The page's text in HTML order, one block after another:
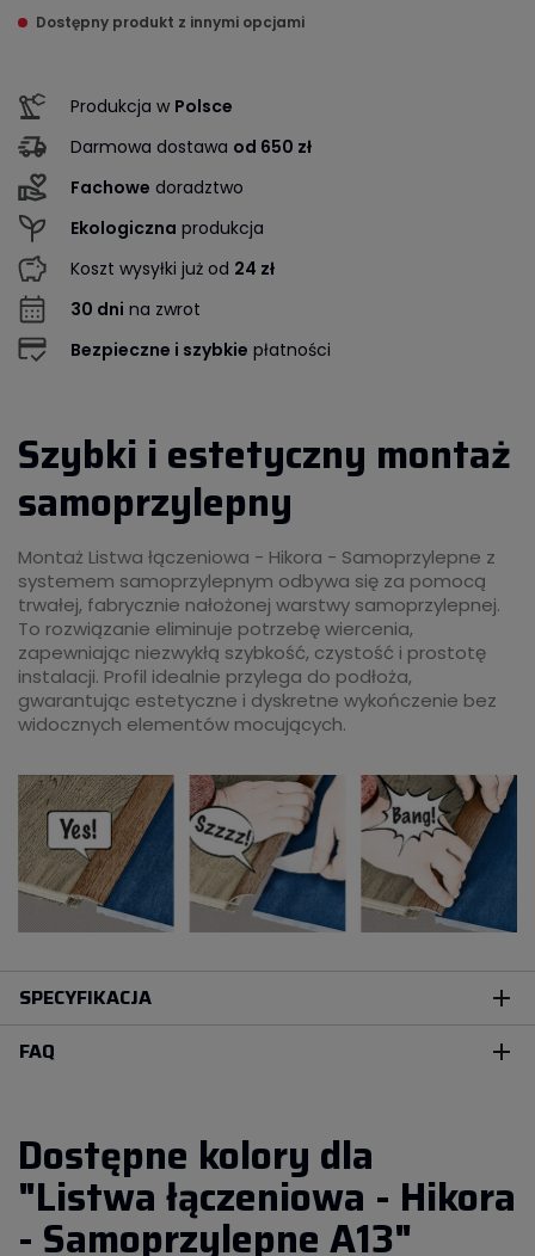
Dostępny produkt z innymi opcjami
Produkcja w Polsce
Darmowa dostawa od 650 zł
Fachowe doradztwo
Ekologiczna produkcja
Koszt wysyłki już od 24 zł
30 dni na zwrot
Bezpieczne i szybkie płatności
Szybki i estetyczny montaż
samoprzylepny
Montaż Listwa łączeniowa - Hikora - Samoprzylepne z
systemem samoprzylepnym odbywa się za pomocą
trwałej, fabrycznie nałożonej warstwy samoprzylepnej.
To rozwiązanie eliminuje potrzebę wiercenia,
zapewniając niezwykłą szybkość, czystość i prostotę
instalacji. Profil idealnie przylega do podłoża,
gwarantując estetyczne i dyskretne wykończenie bez
widocznych elementów mocujących.
SPECYFIKACJA add
FAQ add
Dostępne kolory dla
"Listwa łączeniowa - Hikora
- Samoprzylepne A13"